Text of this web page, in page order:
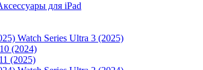
для iPad
Watch Series Ultra 3 (2025)
(2024)
(2025)